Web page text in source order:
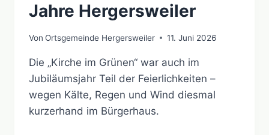
Jahre Hergersweiler
Von Ortsgemeinde Hergersweiler 11. Juni 2026
Die „Kirche im Grünen“ war auch im
Jubiläumsjahr Teil der Feierlichkeiten –
wegen Kälte, Regen und Wind diesmal
kurzerhand im Bürgerhaus.